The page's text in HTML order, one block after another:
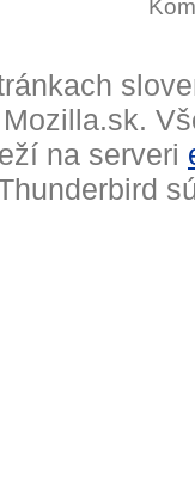
Mozilla.sk.
na serveri